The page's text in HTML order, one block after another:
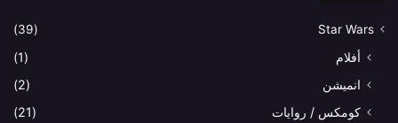
Star Wars
(39)
أفلام
(1)
انميشن
(2)
كومكس / روايات
(21)